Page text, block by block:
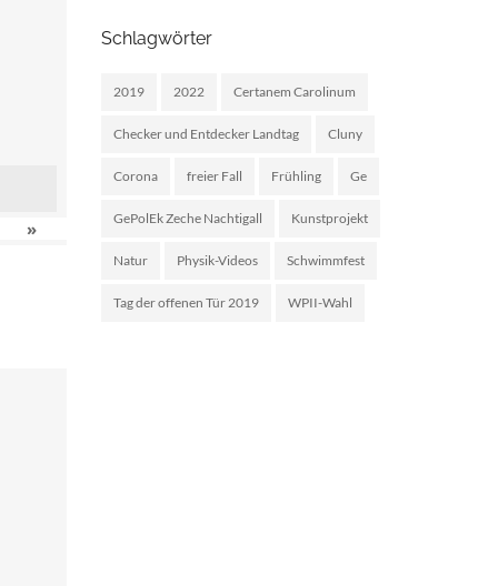
»
Schlagwörter
2019 2022 Certanem Carolinum
Checker und Entdecker Landtag Cluny
Corona freier Fall Frühling Ge
GePolEk Zeche Nachtigall Kunstprojekt
Natur Physik-Videos Schwimmfest
Tag der offenen Tür 2019 WPII-Wahl